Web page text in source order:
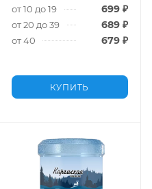
от 10 до 19 699 ₽
от 20 до 39 689 ₽
от 40 679 ₽
КУПИТЬ